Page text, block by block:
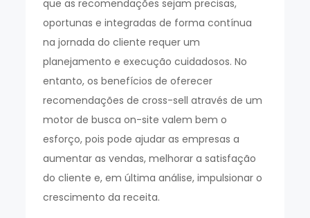
que as recomendações sejam precisas,
oportunas e integradas de forma contínua
na jornada do cliente requer um
planejamento e execução cuidadosos. No
entanto, os benefícios de oferecer
recomendações de cross-sell através de um
motor de busca on-site valem bem o
esforço, pois pode ajudar as empresas a
aumentar as vendas, melhorar a satisfação
do cliente e, em última análise, impulsionar o
crescimento da receita.